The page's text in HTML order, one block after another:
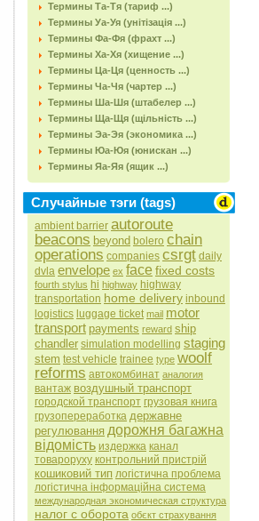
Термины Та-Тя (тариф ...)
Термины Уа-Уя (унітізація ...)
Термины Фа-Фя (фрахт ...)
Термины Ха-Хя (хищение ...)
Термины Ца-Ця (ценность ...)
Термины Ча-Чя (чартер ...)
Термины Ша-Шя (штабелер ...)
Термины Ща-Щя (щільність ...)
Термины Эа-Эя (экономика ...)
Термины Юа-Юя (юнискан ...)
Термины Яа-Яя (ящик ...)
Случайные тэги (tags)
ambient barrier autoroute
beacons beyond bolero chain
operations companies csrgt daily
dvla envelope ex facefixed costs
fourth stylus hi highway highway
transportation home delivery inbound
logistics luggage ticket mail motor
transport payments reward ship
chandler simulation modelling staging
stem test vehicle trainee type woolf
reforms автокомбинат аналогия
вантаж воздушный транспорт
городской транспорт грузовая книга
грузопереработка державне
регулювання дорожня багажна
відомість издержка канал
товароруху контрольний пристрій
кошиковий тип логістична проблема
логістична інформаційна система
международная экономическая структура
налог с оборота обєкт страхування